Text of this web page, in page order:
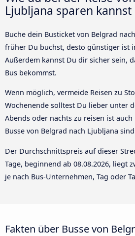
Ljubljana sparen kannst
Buche dein Busticket von Belgrad
früher Du buchst, desto günstiger ist
Außerdem kannst Du dir sicher sein,
Bus bekommst.
Wenn möglich, vermeide Reisen zu
Wochenende solltest Du lieber unter
Abends oder nachts zu reisen ist
Busse von Belgrad nach Ljubljana
Der Durchschnittspreis auf dieser
Tage, beginnend ab 08.08.2026, liegt
je nach Bus-Unternehmen, Tag oder
Fakten über Busse von